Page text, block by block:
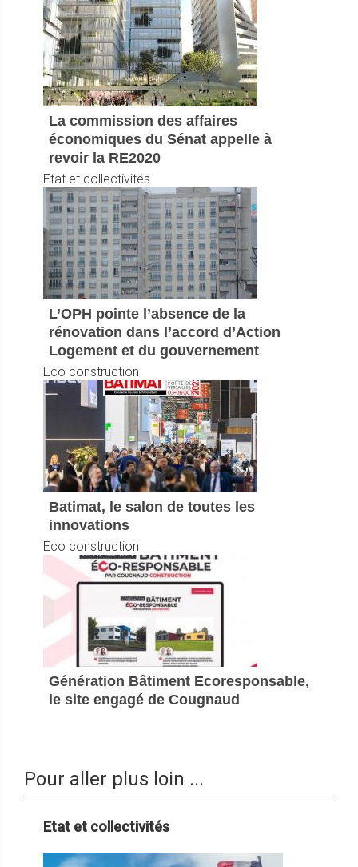
La commission des affaires
économiques du Sénat appelle à
revoir la RE2020
Etat et collectivités
L’OPH pointe l’absence de la
rénovation dans l’accord d’Action
Logement et du gouvernement
Eco construction
Batimat, le salon de toutes les
innovations
Eco construction
Génération Bâtiment Ecoresponsable,
le site engagé de Cougnaud
Pour aller plus loin ...
Etat et collectivités